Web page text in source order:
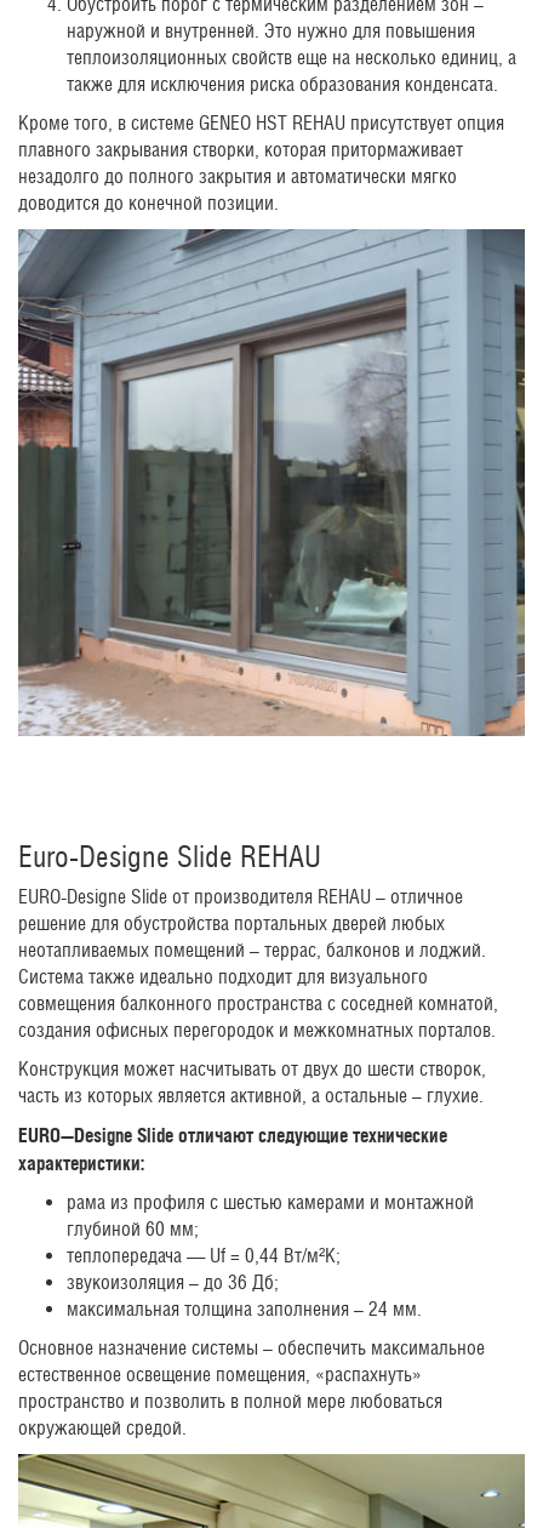
наружной и внутренней. Это нужно для повышения
теплоизоляционных свойств еще на несколько единиц, а
также для исключения риска образования конденсата.
Кроме того, в системе GENEO HST REHAU присутствует опция
плавного закрывания створки, которая притормаживает
незадолго до полного закрытия и автоматически мягко
доводится до конечной позиции.
Euro-Designe Slide REHAU
EURO-Designe Slide от производителя REHAU – отличное
решение для обустройства портальных дверей любых
неотапливаемых помещений – террас, балконов и лоджий.
Система также идеально подходит для визуального
совмещения балконного пространства с соседней комнатой,
создания офисных перегородок и межкомнатных порталов.
Конструкция может насчитывать от двух до шести створок,
часть из которых является активной, а остальные – глухие.
EURO—Designe Slide отличают следующие технические
характеристики:
рама из профиля с шестью камерами и монтажной
глубиной 60 мм;
теплопередача — Uf = 0,44 Вт/м²K;
звукоизоляция – до 36 Дб;
максимальная толщина заполнения – 24 мм.
Основное назначение системы – обеспечить максимальное
естественное освещение помещения, «распахнуть»
пространство и позволить в полной мере любоваться
окружающей средой.